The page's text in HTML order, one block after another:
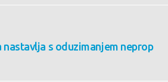
s oduzimanjem neprop